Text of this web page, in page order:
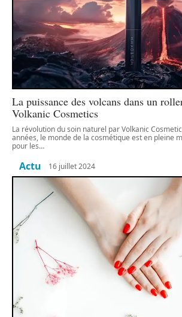
La puissance des volcans dans un
Volkanic Cosmetics
La révolution du soin naturel par Volkanic
années, le monde de la cosmétique est en pleine
pour les…
Actu 16 juillet 2024